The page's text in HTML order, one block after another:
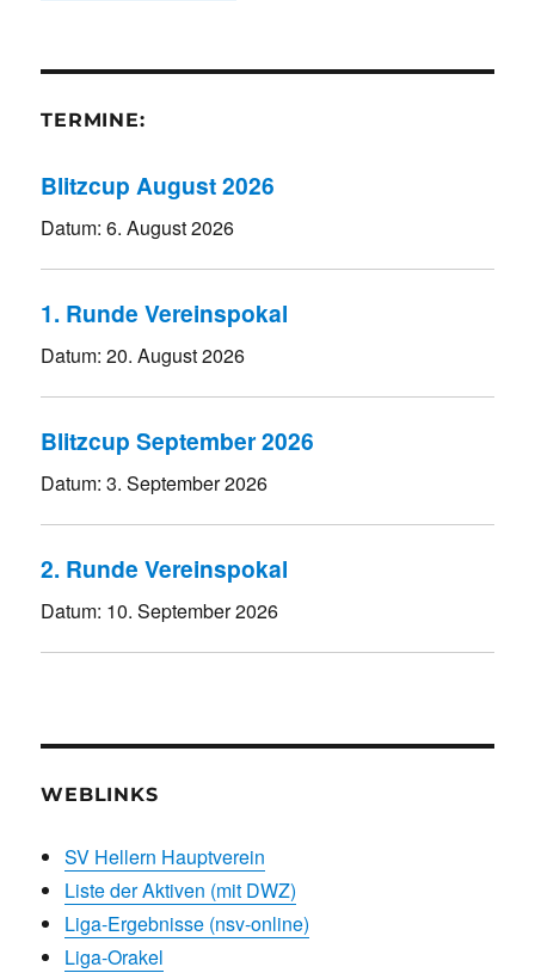
TERMINE:
Blitzcup August 2026
Datum:6. August 2026
1. Runde Vereinspokal
Datum:20. August 2026
Blitzcup September 2026
Datum:3. September 2026
2. Runde Vereinspokal
Datum: 10. September 2026
WEBLINKS
SV Hellern Hauptverein
Liste der Aktiven (mit DWZ)
Liga-Ergebnisse (nsv-online)
Liga-Orakel